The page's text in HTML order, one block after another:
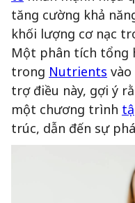
tăng cường khả
khối lượng cơ nạc
Một phân tích tổng
trong Nutrients
trợ điều này, gợi ý
một chương trình
trúc, dẫn đến sự